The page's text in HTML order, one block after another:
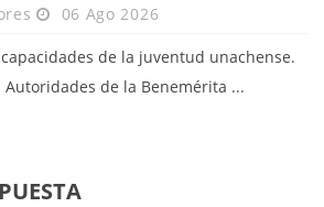
06 Ago 2026
de la juventud unachense.
Autoridades de la Benemérita ...